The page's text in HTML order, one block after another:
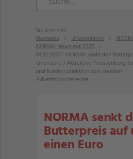
Sie sind hier:
Startseite
Unternehmen
NORMA News aus 2025
06.12.2025 - NORMA senkt den
einen Euro / Attraktive Preissenkung
und Kunden pünktlich zum zweiten
Adventswochenende
NORMA senkt
Butterpreis auf
einen Euro